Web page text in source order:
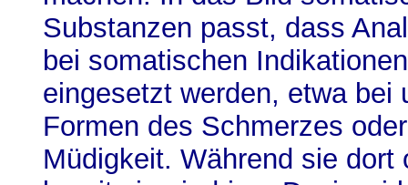
Substanzen passt, dass
bei somatischen
eingesetzt werden, etwa bei
Formen des Schmerzes
Müdigkeit. Während sie